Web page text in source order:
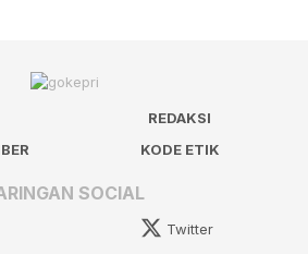
REDAKSI
KODE ETIK
SOCIAL
Twitter